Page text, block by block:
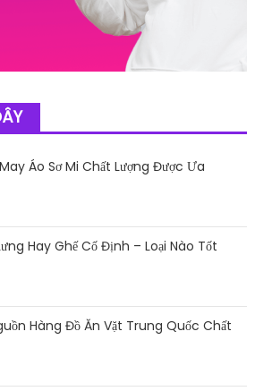
May Áo Sơ Mi Chất Lượng Được Ưa
Hay Ghế Cố Định – Loại Nào Tốt
Hàng Đồ Ăn Vặt Trung Quốc Chất